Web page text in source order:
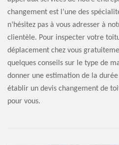
changement est l’une des
n’hésitez pas à vous adresser à
clientèle. Pour inspecter votre
déplacement chez vous
quelques conseils sur le type de
donner une estimation de la
établir un devis changement de
pour vous.